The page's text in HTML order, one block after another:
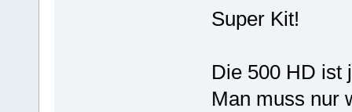
Super Kit!
Die 500 HD ist
Man muss nur